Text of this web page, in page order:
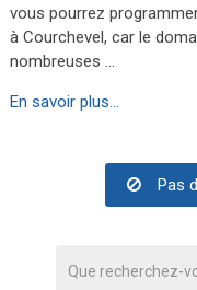
vous pourrez
à Courchevel, car le
nombreuses …
En savoir plus...
Pas